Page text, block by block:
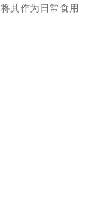
其作为日常食用